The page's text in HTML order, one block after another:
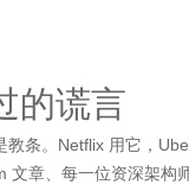
的谎言
教条。Netflix 用它，
文章、每一位资深架构